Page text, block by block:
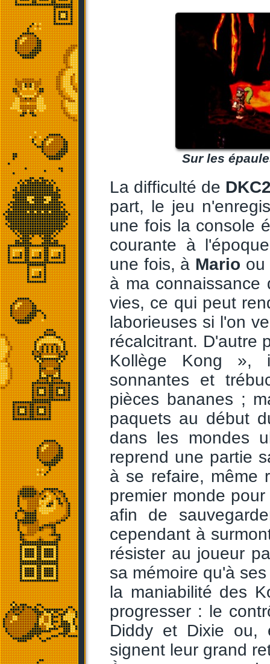
Sur les
La difficulté de
part, le jeu
une fois la console
courante à
une fois, à Mario ou
à ma connaissance
vies, ce qui peut
laborieuses si l'on
récalcitrant. D'autre
Kollège Kong »,
sonnantes et
pièces bananes ;
paquets au début
dans les mondes
reprend une partie
à se refaire, même
premier monde
afin de
cependant à
résister au joueur
sa mémoire qu'à
la maniabilité des
progresser : le
Diddy et Dixie ou,
signent leur grand